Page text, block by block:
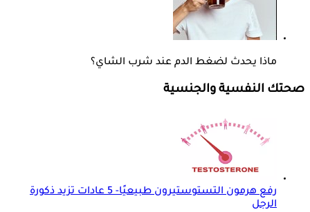
ماذا يحدث لضغط الدم عند شرب الشاي؟
صحتك النفسية والجنسية
رفع هرمون التستوستيرون طبيعيًا- 5 عادات تزيد ذكورة
الرجل